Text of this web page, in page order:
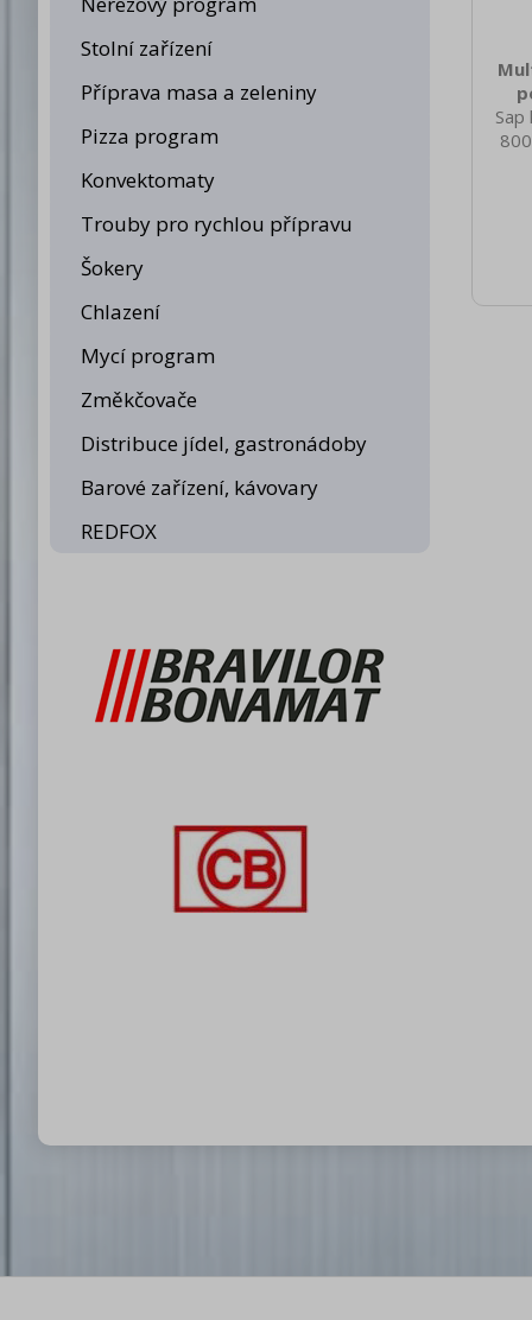
Stolní zařízení
Příprava masa a zeleniny
Pizza program
Konvektomaty
Trouby pro rychlou přípravu
Šokery
Chlazení
Mycí program
Změkčovače
Distribuce jídel, gastronádoby
Barové zařízení, kávovary
REDFOX